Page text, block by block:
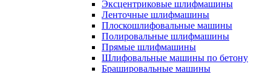
Эксцентриковые шлифмашины
Ленточные шлифмашины
Плоскошлифовальные машины
Полировальные шлифмашины
Прямые шлифмашины
Шлифовальные машины по бетону
Брашировальные машины